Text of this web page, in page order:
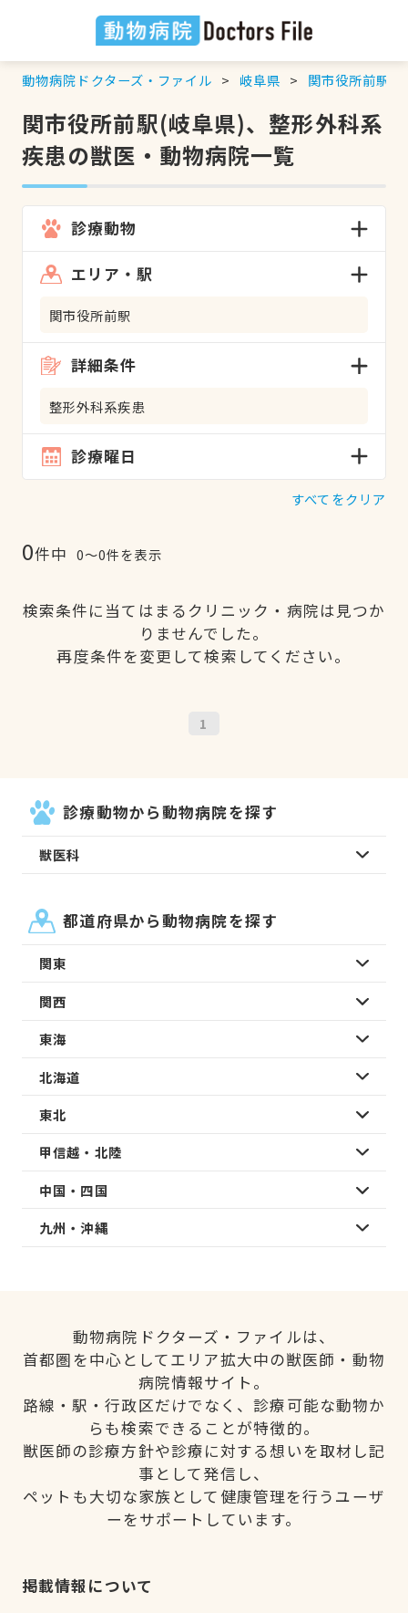
動物病院ドクターズ・ファイル 岐阜県 関市役所前駅
関市役所前駅(岐阜県)、整形外科系
疾患の獣医・動物病院一覧
診療動物
エリア・駅
関市役所前駅
詳細条件
整形外科系疾患
診療曜日
すべてをクリア
0件中 0〜0件を表示
検索条件に当てはまるクリニック・病院は見つか
りませんでした。
再度条件を変更して検索してください。
1
診療動物から動物病院を探す
獣医科
都道府県から動物病院を探す
関東
関西
東海
北海道
東北
甲信越・北陸
中国・四国
九州・沖縄
動物病院ドクターズ・ファイルは、
首都圏を中心としてエリア拡大中の獣医師・動物
病院情報サイト。
路線・駅・行政区だけでなく、診療可能な動物か
らも検索できることが特徴的。
獣医師の診療方針や診療に対する想いを取材し記
事として発信し、
ペットも大切な家族として健康管理を行うユーザ
ーをサポートしています。
掲載情報について